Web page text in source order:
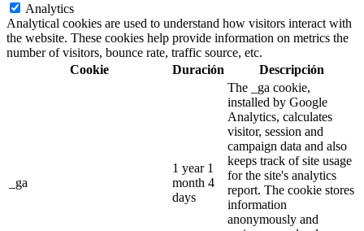
Analytics
Analytical cookies are used to understand how visitors interact with
the website. These cookies help provide information on metrics the
number of visitors, bounce rate, traffic source, etc.
Cookie
Duración Descripción
_ga
1 year 1
month 4
days
The _ga cookie,
installed by Google
Analytics, calculates
visitor, session and
campaign data and also
keeps track of site usage
for the site's analytics
report. The cookie stores
information
anonymously and